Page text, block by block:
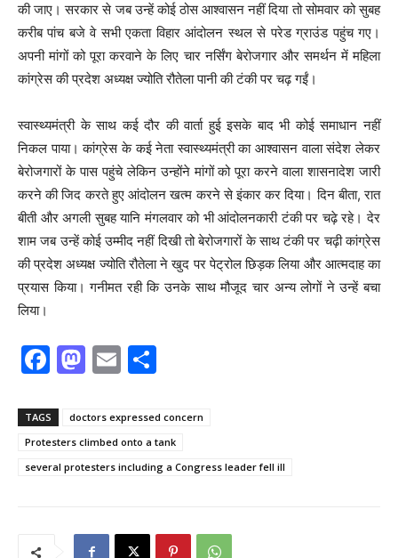
की जाए। सरकार से जब उन्हें कोई ठोस आश्वासन नहीं दिया तो सोमवार को सुबह
करीब पांच बजे वे सभी एकता विहार आंदोलन स्थल से परेड ग्राउंड पहुंच गए।
अपनी मांगों को पूरा करवाने के लिए चार नर्सिंग बेरोजगार और समर्थन में महिला
कांग्रेस की प्रदेश अध्यक्ष ज्योति रौतेला पानी की टंकी पर चढ़ गईं।
स्वास्थ्यमंत्री के साथ कई दौर की वार्ता हुई इसके बाद भी कोई समाधान नहीं
निकल पाया। कांग्रेस के कई नेता स्वास्थ्यमंत्री का आश्वासन वाला संदेश लेकर
बेरोजगारों के पास पहुंचे लेकिन उन्होंने मांगों को पूरा करने वाला शासनादेश जारी
करने की जिद करते हुए आंदोलन खत्म करने से इंकार कर दिया। दिन बीता, रात
बीती और अगली सुबह यानि मंगलवार को भी आंदोलनकारी टंकी पर चढ़े रहे। देर
शाम जब उन्हें कोई उम्मीद नहीं दिखी तो बेरोजगारों के साथ टंकी पर चढ़ी कांग्रेस
की प्रदेश अध्यक्ष ज्योति रौतेला ने खुद पर पेट्रोल छिड़क लिया और आत्मदाह का
प्रयास किया। गनीमत रही कि उनके साथ मौजूद चार अन्य लोगों ने उन्हें बचा
लिया।
F
c
e
b
M
st
o
d
n
E
ai
l
ar
e
TAGS
doctors expressed concern
Protesters climbed onto a tank
several protesters including a Congress leader fell ill